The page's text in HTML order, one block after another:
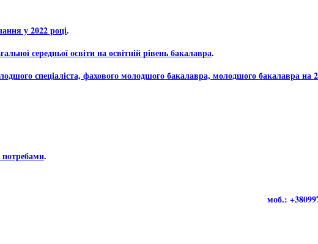
у 2022 році.
середньої освіти на освітній рівень бакалавра.
спеціаліста, фахового молодшого бакалавра, молодшого бакалавра на 2
потребами.
моб.: